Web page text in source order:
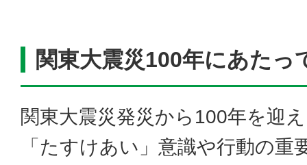
関東大震災100年にあたっ
関東大震災発災から100年を迎
「たすけあい」意識や行動の